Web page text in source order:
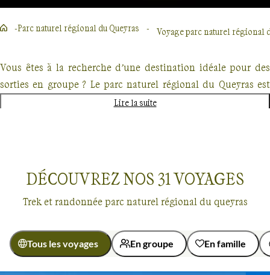
VoyagesParc naturel régional du Queyras
Parc naturel régional du Queyras Voyage parc naturel régional
Vous êtes à la recherche d’une destination idéale pour des
sorties en groupe ? Le parc naturel régional du Queyras est
l’endroit parfait pour découvrir des paysages d’exception
Une randonnée exceptionnelle à la découverte des lacs de
montagne
Les leurs reflets dans les eaux cristallines des lacs de
montagne fascinent les randonneurs depuis toujours. En
choisissant notre offre de voyage dans le Queyras, vous
Lire la suite
DÉCOUVREZ NOS 31VOYAGES
Trek et randonnée parc naturel régional du queyras
Tous les voyages En groupe En famille